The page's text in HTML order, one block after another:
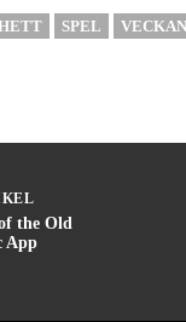
SPEL
the Old
App